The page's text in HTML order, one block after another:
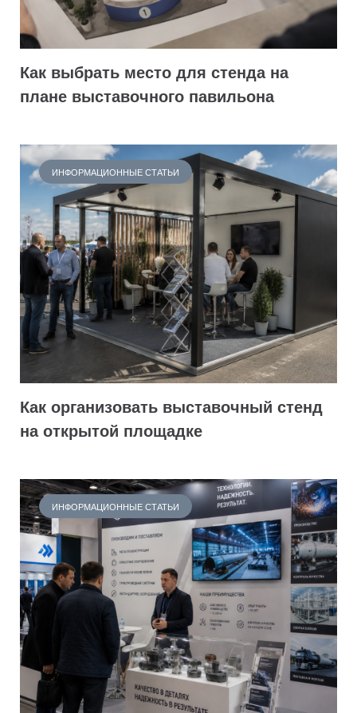
Как выбрать место для стенда на
плане выставочного павильона
ИНФОРМАЦИОННЫЕ СТАТЬИ
Как организовать выставочный стенд
на открытой площадке
ИНФОРМАЦИОННЫЕ СТАТЬИ